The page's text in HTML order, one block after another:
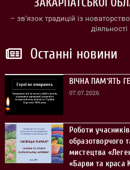
– зв’язок традицій із
діяльності
Останні новини
ВІЧНА ПАМ’ЯТЬ
07.07.2026
Роботи
образотворчого
мистецтва
«Барви та краса